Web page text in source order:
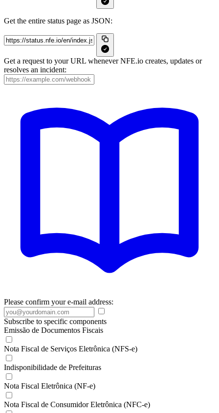
Get the entire status page as JSON:
Get a request to your URL whenever NFE.io creates, updates or
resolves an incident:
Please confirm your e-mail address:
Subscribe to specific components
Emissão de Documentos Fiscais
Nota Fiscal de Serviços Eletrônica (NFS-e)
Indisponibilidade de Prefeituras
Nota Fiscal Eletrônica (NF-e)
Nota Fiscal de Consumidor Eletrônica (NFC-e)